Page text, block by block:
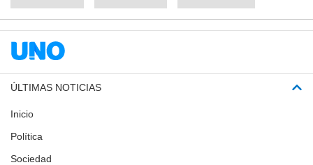
ÚLTIMAS NOTICIAS
Inicio
Política
Sociedad